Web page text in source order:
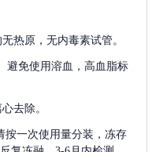
热原，无内毒素试管。
避免使用溶血，高血脂标
去除。
按一次使用量分装，冻存